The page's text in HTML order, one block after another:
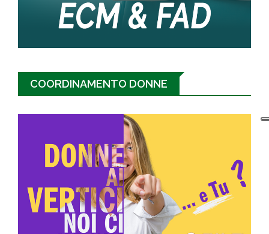
COORDINAMENTO DONNE